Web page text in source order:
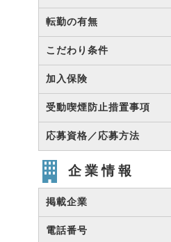
転勤の有無
こだわり条件
加入保険
受動喫煙防止措置事項
応募資格／応募方法
企業情報
掲載企業
電話番号